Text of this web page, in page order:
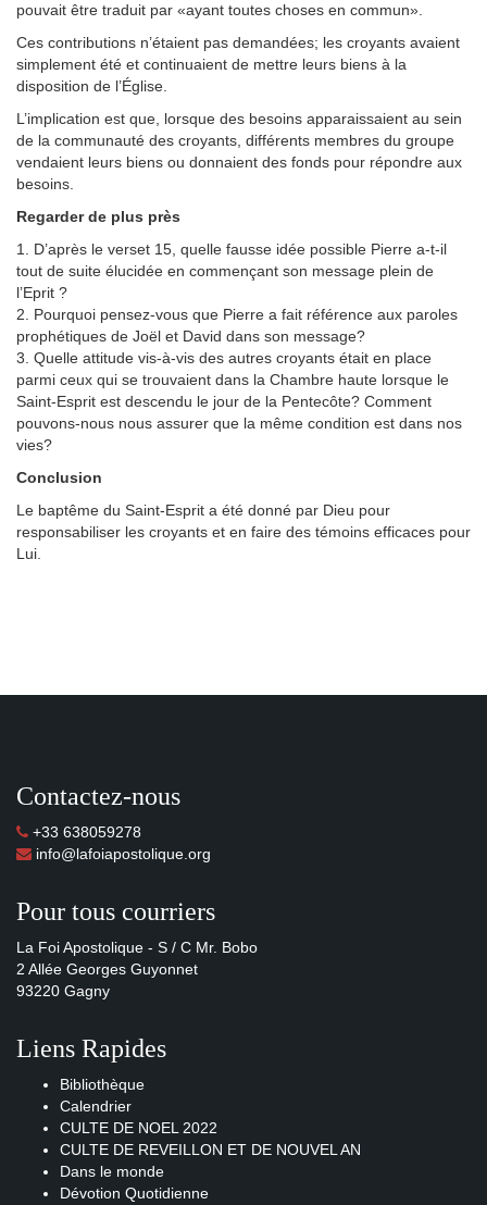
pouvait être traduit par «ayant toutes choses en commun».
Ces contributions n’étaient pas demandées; les croyants avaient
simplement été et continuaient de mettre leurs biens à la
disposition de l’Église.
L’implication est que, lorsque des besoins apparaissaient au sein
de la communauté des croyants, différents membres du groupe
vendaient leurs biens ou donnaient des fonds pour répondre aux
besoins.
Regarder de plus près
1. D’après le verset 15, quelle fausse idée possible Pierre a-t-il
tout de suite élucidée en commençant son message plein de
l’Eprit ?
2. Pourquoi pensez-vous que Pierre a fait référence aux paroles
prophétiques de Joël et David dans son message?
3. Quelle attitude vis-à-vis des autres croyants était en place
parmi ceux qui se trouvaient dans la Chambre haute lorsque le
Saint-Esprit est descendu le jour de la Pentecôte? Comment
pouvons-nous nous assurer que la même condition est dans nos
vies?
Conclusion
Le baptême du Saint-Esprit a été donné par Dieu pour
responsabiliser les croyants et en faire des témoins efficaces pour
Lui.
Contactez-nous
+33 638059278
info@lafoiapostolique.org
Pour tous courriers
La Foi Apostolique - S / C Mr. Bobo
2 Allée Georges Guyonnet
93220 Gagny
Liens Rapides
Bibliothèque
Calendrier
CULTE DE NOEL 2022
CULTE DE REVEILLON ET DE NOUVEL AN
Dans le monde
Dévotion Quotidienne